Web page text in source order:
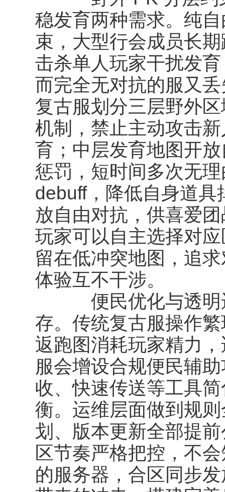
稳发育两种需求。纯
束，大型行会成员长
击杀单人玩家干扰发
而完全无对抗的服又
复古服划分三层野外
机制，禁止主动攻击
育；中层发育地图开
惩罚，短时间多次无
debuff，降低自身道
放自由对抗，供喜爱
玩家可以自主选择对
留在低冲突地图，追
体验互不干涉。
便民优化与透明运
存。传统复古服操作
返跑图消耗玩家精力
服会增设合规便民辅
收、快速传送等工具
衡。运维层面做到规
划、版本更新全部提
区节奏严格把控，不
的服务器，合区同步